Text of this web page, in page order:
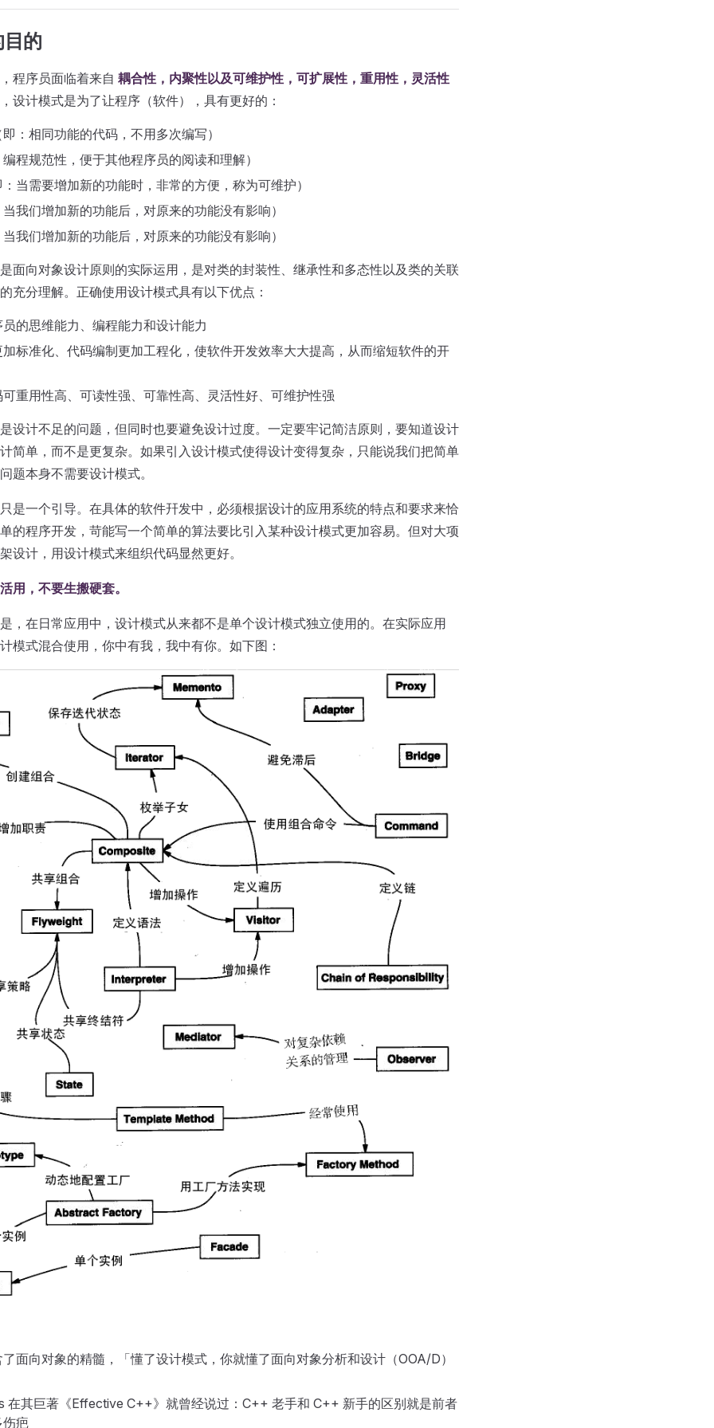
的
程序员面临着来自 耦合性，内聚性以及可维护性，可扩展性，重用性，灵活性
设计模式是为了让程序（软件），具有更好的：
：相同功能的代码，不用多次编写）
程规范性，便于其他程序员的阅读和理解）
当需要增加新的功能时，非常的方便，称为可维护）
我们增加新的功能后，对原来的功能没有影响）
我们增加新的功能后，对原来的功能没有影响）
面向对象设计原则的实际运用，是对类的封装性、继承性和多态性以及类的关联
充分理解。正确使用设计模式具有以下优点：
的思维能力、编程能力和设计能力
标准化、代码编制更加工程化，使软件开发效率大大提高，从而缩短软件的开
重用性高、可读性强、可靠性高、灵活性好、可维护性强
设计不足的问题，但同时也要避免设计过度。一定要牢记简洁原则，要知道设计
简单，而不是更复杂。如果引入设计模式使得设计变得复杂，只能说我们把简单
题本身不需要设计模式。
是一个引导。在具体的软件幵发中，必须根据设计的应用系统的特点和要求来恰
的程序开发，苛能写一个简单的算法要比引入某种设计模式更加容易。但对大项
设计，用设计模式来组织代码显然更好。
用，不要生搬硬套。
，在日常应用中，设计模式从来都不是单个设计模式独立使用的。在实际应用
模式混合使用，你中有我，我中有你。如下图：
面向对象的精髓，「懂了设计模式，你就懂了面向对象分析和设计（OOA/D）
在其巨著《Effective C++》就曾经说过：C++ 老手和 C++ 新手的区别就是前者
伤疤